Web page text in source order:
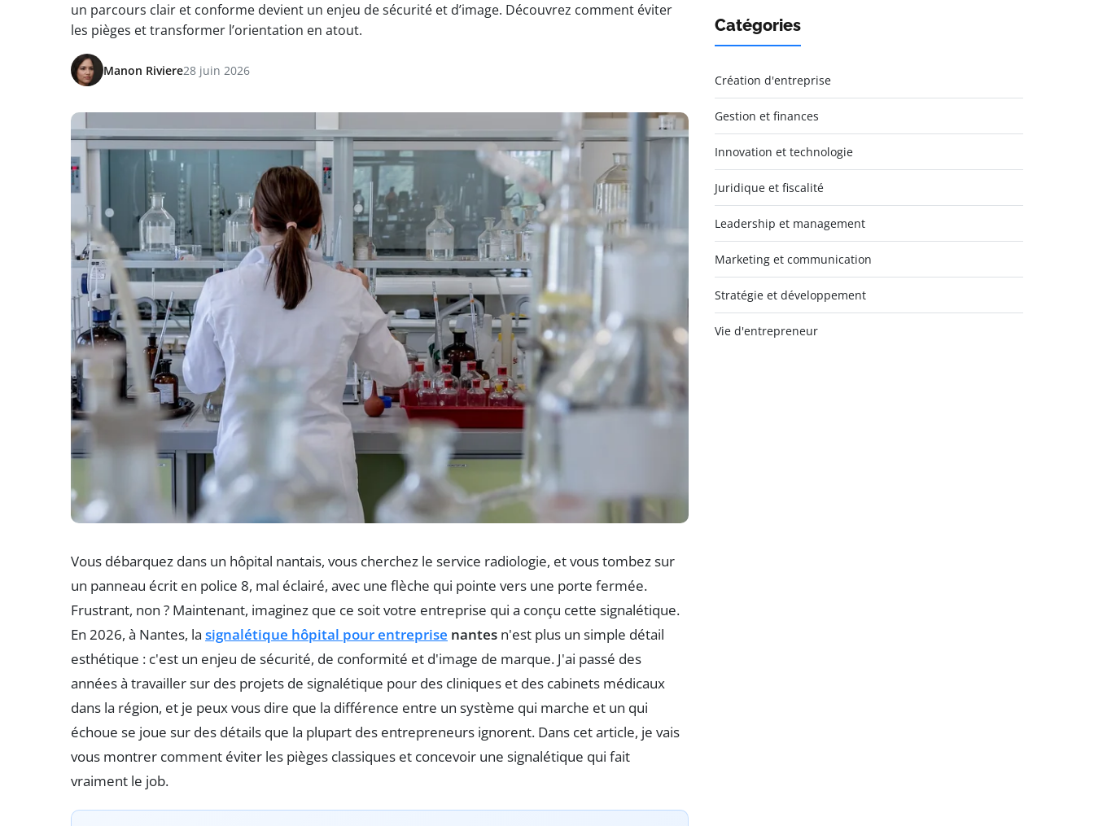
un parcours clair et conforme devient un enjeu de sécurité et d’image. Découvrez comment éviter
les pièges et transformer l’orientation en atout.
Manon Riviere28 juin 2026
Vous débarquez dans un hôpital nantais, vous cherchez le service radiologie, et vous tombez sur
un panneau écrit en police 8, mal éclairé, avec une flèche qui pointe vers une porte fermée.
Frustrant, non ? Maintenant, imaginez que ce soit votre entreprise qui a conçu cette signalétique.
En 2026, à Nantes, la signalétique hôpital pour entreprise nantes n'est plus un simple détail
esthétique : c'est un enjeu de sécurité, de conformité et d'image de marque. J'ai passé des
années à travailler sur des projets de signalétique pour des cliniques et des cabinets médicaux
dans la région, et je peux vous dire que la différence entre un système qui marche et un qui
échoue se joue sur des détails que la plupart des entrepreneurs ignorent. Dans cet article, je vais
vous montrer comment éviter les pièges classiques et concevoir une signalétique qui fait
vraiment le job.
Catégories
Création d'entreprise
Gestion et finances
Innovation et technologie
Juridique et fiscalité
Leadership et management
Marketing et communication
Stratégie et développement
Vie d'entrepreneur